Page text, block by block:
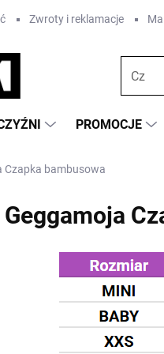
Zwroty i reklamacje
PROMOCJE
Czapka bambusowa